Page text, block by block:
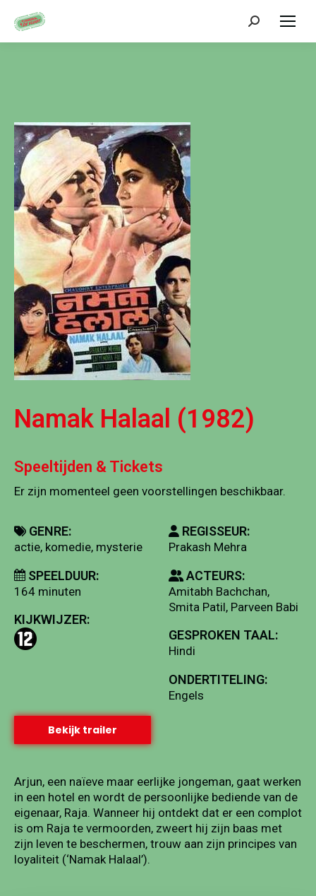
Zoeken:
Namak Halaal (1982)
Speeltijden & Tickets
Er zijn momenteel geen voorstellingen beschikbaar.
GENRE:
actie, komedie, mysterie
SPEELDUUR:
164 minuten
KIJKWIJZER:
REGISSEUR:
Prakash Mehra
ACTEURS:
Amitabh Bachchan,
Smita Patil, Parveen Babi
GESPROKEN TAAL:
Hindi
ONDERTITELING:
Engels
Bekijk trailer
Arjun, een naïeve maar eerlijke jongeman, gaat werken
in een hotel en wordt de persoonlijke bediende van de
eigenaar, Raja. Wanneer hij ontdekt dat er een complot
is om Raja te vermoorden, zweert hij zijn baas met
zijn leven te beschermen, trouw aan zijn principes van
loyaliteit (‘Namak Halaal’).